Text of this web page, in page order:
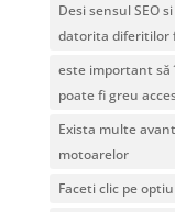
Desi sensul SEO
datorita diferitilor
este important să
poate fi greu
Exista multe
motoarelor
Faceti clic pe